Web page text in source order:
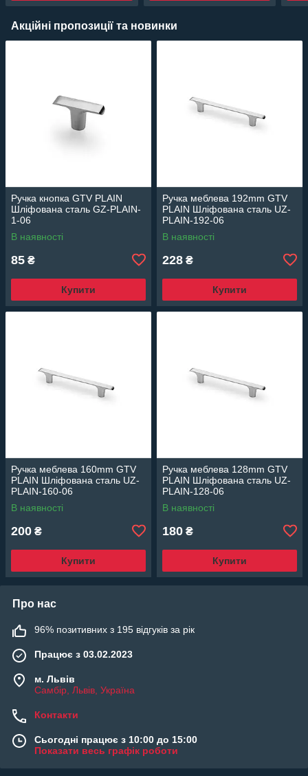
Акційні пропозиції та новинки
Ручка кнопка GTV PLAIN
Шліфована сталь GZ-PLAIN-
1-06
В наявності
85 ₴
Купити
Ручка меблева 192mm GTV
PLAIN Шліфована сталь UZ-
PLAIN-192-06
В наявності
228 ₴
Купити
Ручка меблева 160mm GTV
PLAIN Шліфована сталь UZ-
PLAIN-160-06
В наявності
200 ₴
Купити
Ручка меблева 128mm GTV
PLAIN Шліфована сталь UZ-
PLAIN-128-06
В наявності
180 ₴
Купити
Про нас
96% позитивних з 195 відгуків за рік
Працює з 03.02.2023
м. Львів
Самбір, Львів, Україна
Контакти
Сьогодні працює з 10:00 до 15:00
Показати весь графік роботи